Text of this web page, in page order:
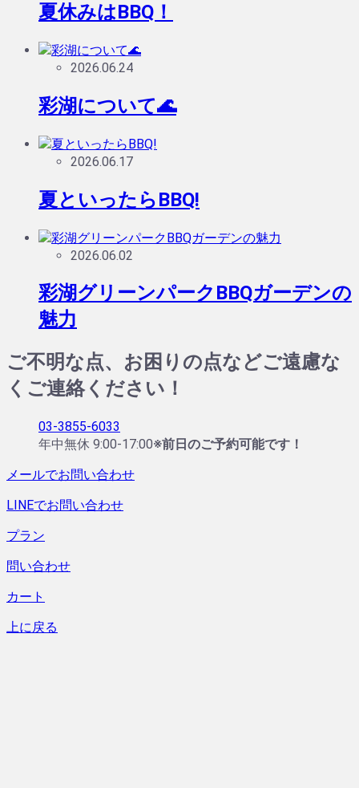
夏休みはBBQ！
2026.06.24
彩湖について🌊
2026.06.17
夏といったらBBQ!
2026.06.02
彩湖グリーンパークBBQガーデンの
魅力
ご不明な点、お困りの点などご遠慮な
くご連絡ください！
03-3855-6033
年中無休 9:00-17:00※前日のご予約可能です！
メールでお問い合わせ
LINEでお問い合わせ
プラン
問い合わせ
カート
上に戻る